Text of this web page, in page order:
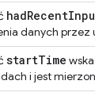
hadRecent
danych przez
startTime
i jest